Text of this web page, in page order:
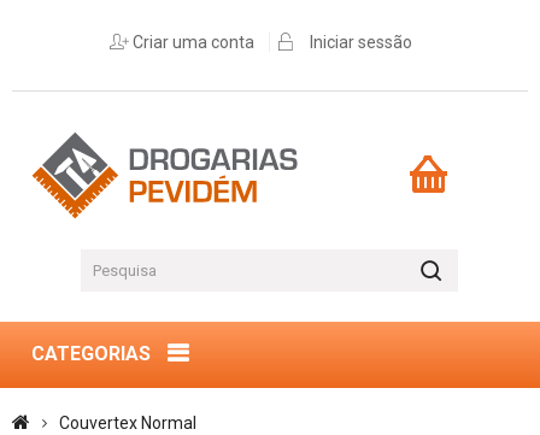
Criar uma conta Iniciar sessão
CATEGORIAS
Couvertex Normal